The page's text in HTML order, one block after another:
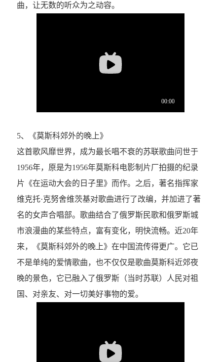
曲，让无数的听众为之动容。
5、《莫斯科郊外的晚上》
这首歌风靡世界，成为最长唱不衰的苏联歌曲问世于
1956年，原是为1956年莫斯科电影制片厂拍摄的纪录
片《在运动大会的日子里》而作。之后，著名指挥家
维克托·克努舍维茨基对歌曲进行了改编，并加进了著
名的女声合唱部。歌曲结合了俄罗斯民歌和俄罗斯城
市浪漫曲的某些特点，富有变化，明快流畅。近20年
来，《莫斯科郊外的晚上》在中国流传得更广。它已
不是单纯的爱情歌曲，也不仅仅是歌曲莫斯科近郊夜
晚的景色，它已融入了俄罗斯（当时苏联）人民对祖
国、对亲友、对一切美好事物的爱。